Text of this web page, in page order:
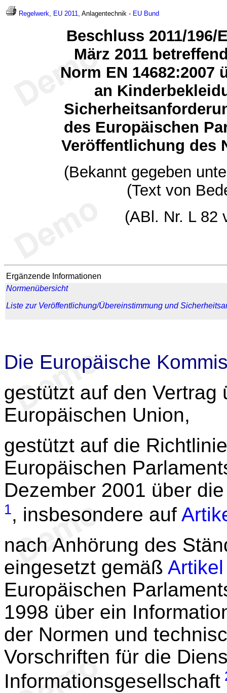
Regelwerk, EU 2011, Anlagentechnik - EU Bund
Beschluss 2011/
März 2011
Norm EN
an
des Europäischen
Veröffentlichung des
(Bekannt gegeben
(Text von
(ABl. Nr. L 82
Ergänzende Informationen
Normenübersicht
Liste zur Veröffentlichung/Übereinstimmung und
Die Europäische
gestützt auf den Vertrag
Europäischen Union,
gestützt auf die
Europäischen
Dezember 2001 über
1, insbesondere auf
nach Anhörung des
eingesetzt gemäß
Europäischen
1998 über ein
der Normen und
Vorschriften für die
Informationsgesellschaft